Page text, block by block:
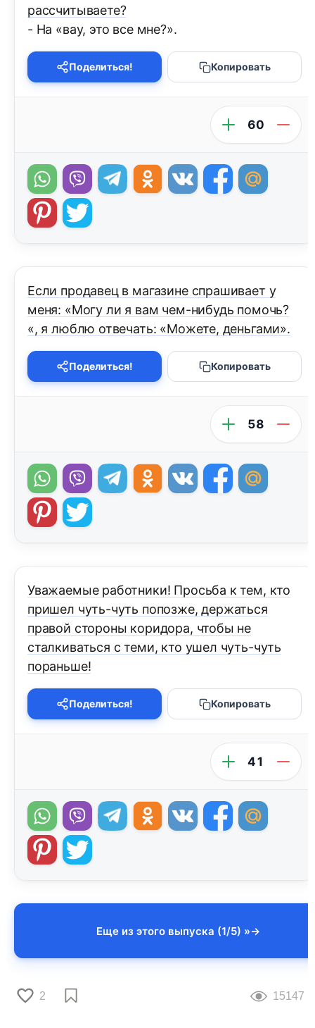
рассчитываете?
- На «вау, это все мне?».
Поделиться! Копировать
60
Если продавец в магазине спрашивает у
меня: «Могу ли я вам чем-нибудь помочь?
«, я люблю отвечать: «Можете, деньгами».
Поделиться! Копировать
58
Уважаемые работники! Просьба к тем, кто
пришел чуть-чуть попозже, держаться
правой стороны коридора, чтобы не
сталкиваться с теми, кто ушел чуть-чуть
пораньше!
Поделиться! Копировать
41
Еще из этого выпуска (1/5) »
2 15147